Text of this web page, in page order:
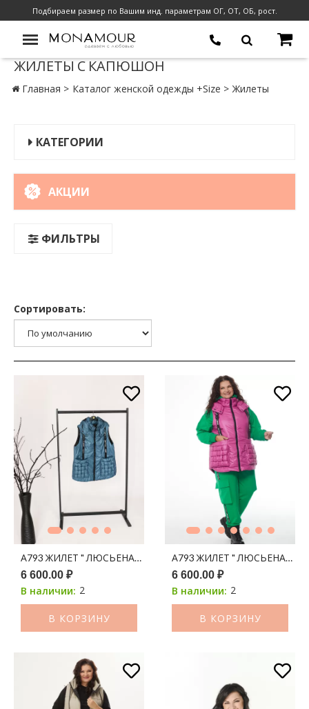
Подбираем размер по Вашим инд. параметрам ОГ, ОТ, ОБ, рост.
ЖИЛЕТЫ С КАПЮШОН
Главная Каталог женской одежды +Size Жилеты
КАТЕГОРИИ
АКЦИИ
ФИЛЬТРЫ
Сортировать:
А793 ЖИЛЕТ " ЛЮСЬЕНА" СИНЕ-ЗЕЛЕНЫЙ 150С
6 600.00 ₽
В наличии: 2
В КОРЗИНУ
А793 ЖИЛЕТ " ЛЮСЬЕНА"
6 600.00 ₽
В наличии: 2
В КОРЗИНУ